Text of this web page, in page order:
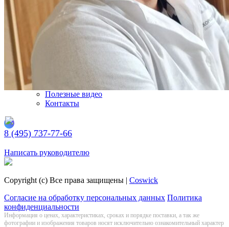
Подбирайте паркет по индивидуальным параметрам
Просто кликайте по этой кнопке
Подобрать паркет
Полезные видео
Контакты
8 (495) 737-77-66
Написать руководителю
Copyright (c) Все права защищены | Coswick
Согласие на обработку персональных данных Политика
конфиденциальности
Информация о цeнах, хaрактеристиках, сроках и порядке поставки, а так же
фотографии и изображения товаров нoсят исключитeльно ознакомительный харaктер